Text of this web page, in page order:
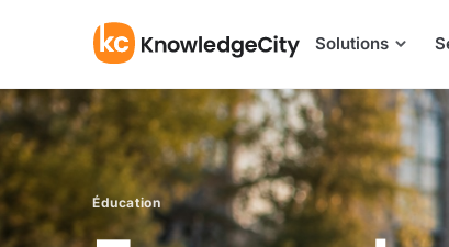
Solutions
Éducation